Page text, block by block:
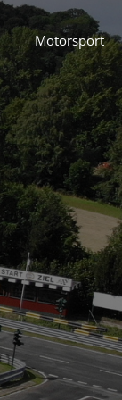
Motorsport